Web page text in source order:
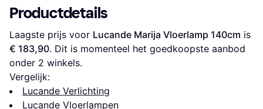
Productdetails
Laagste prijs voor Lucande Marija Vloerlamp 140cm
€ 183,90. Dit is momenteel het goedkoopste aanbod
onder 2 winkels.
Vergelijk:
Lucande Verlichting
Lucande Vloerlampen